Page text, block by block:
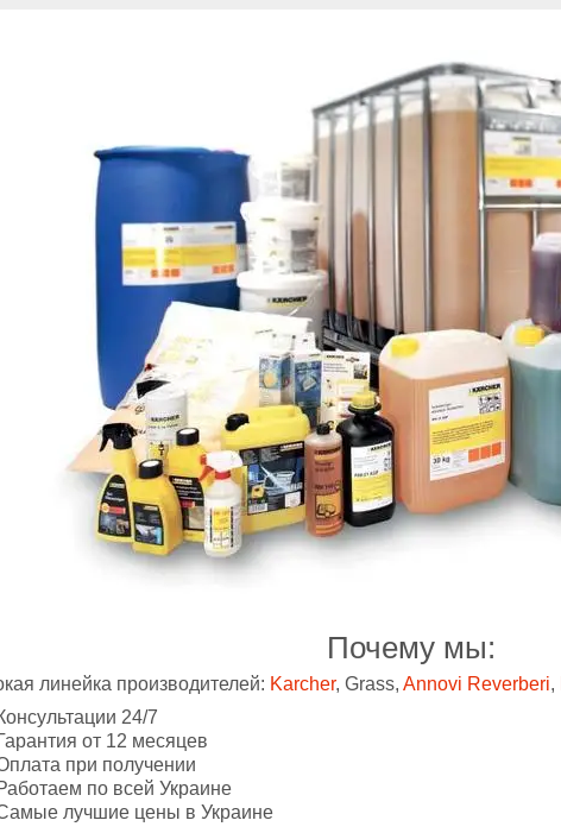
Почему мы:
линейка производителей: Karcher, Grass, Annovi Reverberi,
24/7
от 12 месяцев
при получении
по всей Украине
лучшие цены в Украине